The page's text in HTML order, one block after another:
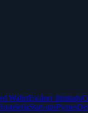
WalletEscáner ilimitado
Start-upsPymes